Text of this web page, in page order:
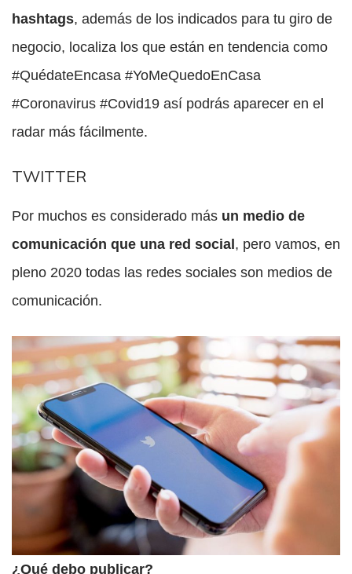
hashtags, además de los indicados para tu giro de
negocio, localiza los que están en tendencia como
#QuédateEncasa #YoMeQuedoEnCasa
#Coronavirus #Covid19 así podrás aparecer en el
radar más fácilmente.
TWITTER
Por muchos es considerado más un medio de
comunicación que una red social , pero vamos, en
pleno 2020 todas las redes sociales son medios de
comunicación.
¿Qué debo publicar?